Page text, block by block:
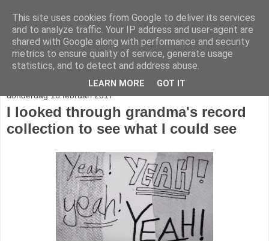
stereo
donderdag 16 februari 2017
I looked through grandma's record
collection to see what I could see
This site uses cookies from Google to deliver its services
and to analyze traffic. Your IP address and user-agent are
shared with Google along with performance and security
metrics to ensure quality of service, generate usage
statistics, and to detect and address abuse.
LEARN MORE GOT IT